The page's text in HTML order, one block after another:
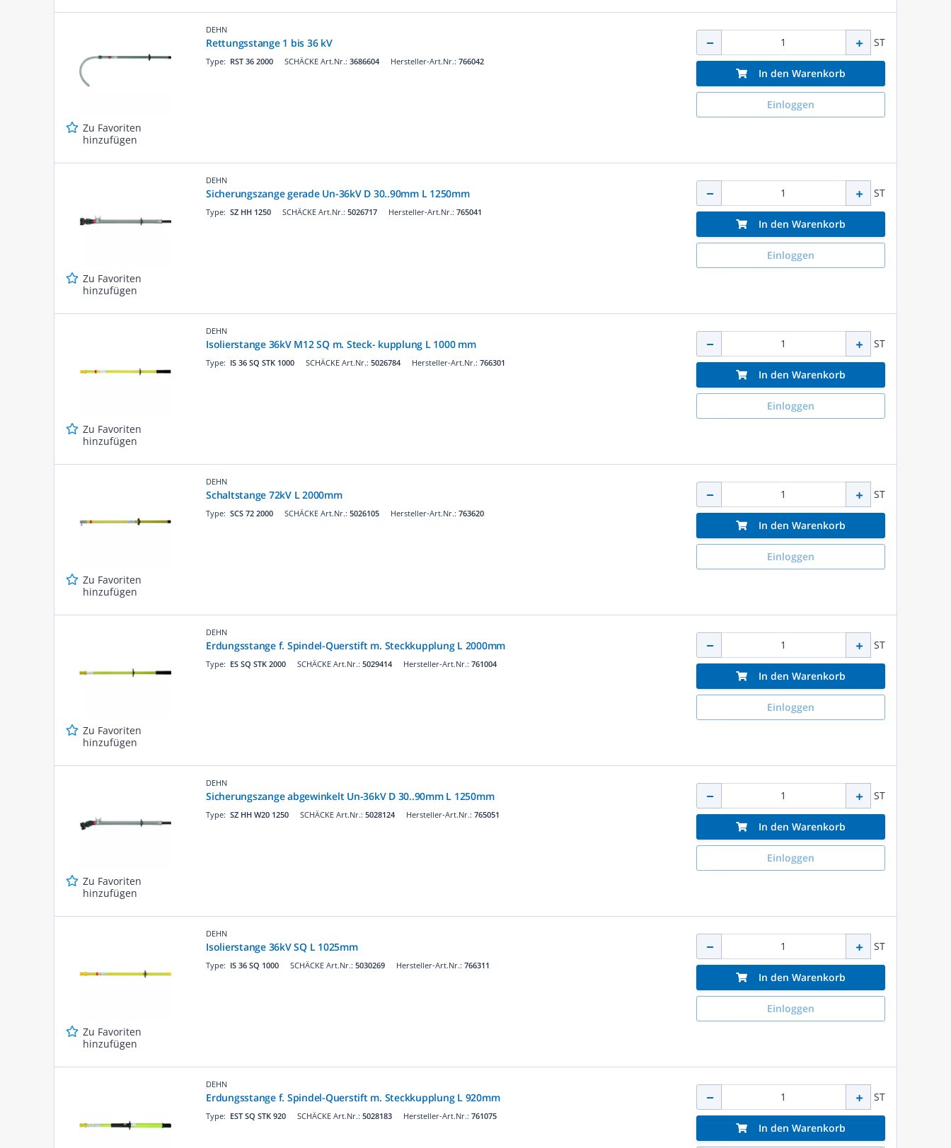
Zu Favoriten
hinzufügen
DEHN
Rettungsstange 1 bis 36 kV
SCHÄCKE Art.Nr.: 3686604
Type: RST 36 2000 Hersteller-Art.Nr.: 766042
ST
In den Warenkorb
Einloggen
Zu Favoriten
hinzufügen
DEHN
Sicherungszange gerade Un-36kV D 30..90mm L 1250mm
SCHÄCKE Art.Nr.: 5026717
Type: SZ HH 1250 Hersteller-Art.Nr.: 765041
ST
In den Warenkorb
Einloggen
Zu Favoriten
hinzufügen
DEHN
Isolierstange 36kV M12 SQ m. Steck- kupplung L 1000 mm
SCHÄCKE Art.Nr.: 5026784
Type: IS 36 SQ STK 1000 Hersteller-Art.Nr.: 766301
ST
In den Warenkorb
Einloggen
Zu Favoriten
hinzufügen
DEHN
Schaltstange 72kV L 2000mm
SCHÄCKE Art.Nr.: 5026105
Type: SCS 72 2000 Hersteller-Art.Nr.: 763620
ST
In den Warenkorb
Einloggen
Zu Favoriten
hinzufügen
DEHN
Erdungsstange f. Spindel-Querstift m. Steckkupplung L 2000mm
SCHÄCKE Art.Nr.: 5029414
Type: ES SQ STK 2000 Hersteller-Art.Nr.: 761004
ST
In den Warenkorb
Einloggen
Zu Favoriten
hinzufügen
DEHN
Sicherungszange abgewinkelt Un-36kV D 30..90mm L 1250mm
SCHÄCKE Art.Nr.: 5028124
Type: SZ HH W20 1250 Hersteller-Art.Nr.: 765051
ST
In den Warenkorb
Einloggen
Zu Favoriten
hinzufügen
DEHN
Isolierstange 36kV SQ L 1025mm
SCHÄCKE Art.Nr.: 5030269
Type: IS 36 SQ 1000 Hersteller-Art.Nr.: 766311
ST
In den Warenkorb
Einloggen
DEHN
Erdungsstange f. Spindel-Querstift m. Steckkupplung L 920mm
SCHÄCKE Art.Nr.: 5028183
Type: EST SQ STK 920 Hersteller-Art.Nr.: 761075
ST
In den Warenkorb